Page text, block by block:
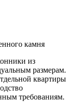
камня
из
размерам.
квартиры
требованиям.